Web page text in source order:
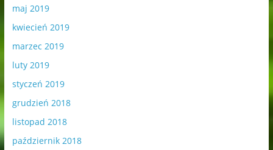
maj 2019
kwiecień 2019
marzec 2019
luty 2019
styczeń 2019
grudzień 2018
listopad 2018
październik 2018